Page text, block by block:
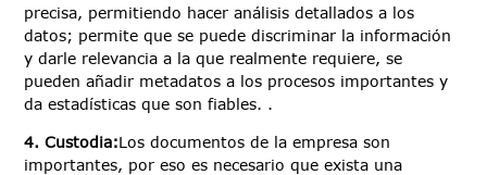
precisa, permitiendo hacer análisis detallados a los
datos; permite que se puede discriminar la información
y darle relevancia a la que realmente requiere, se
pueden añadir metadatos a los procesos importantes y
da estadísticas que son fiables. .
4. Custodia:Los documentos de la empresa son
importantes, por eso es necesario que exista una